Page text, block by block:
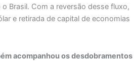
Brasil. Com a reversão desse fluxo,
e retirada de capital de economias
acompanhou os desdobramentos